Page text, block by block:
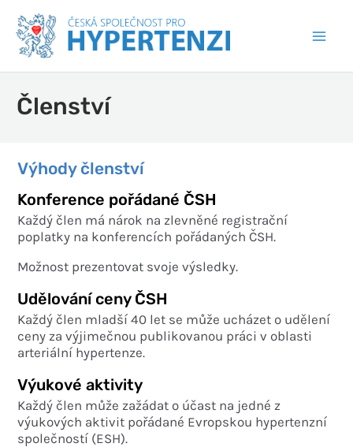
Členství
Výhody členství
Konference pořádané ČSH
Každý člen má nárok na zlevněné registrační
poplatky na konferencích pořádaných ČSH.
Možnost prezentovat svoje výsledky.
Udělování ceny ČSH
Každý člen mladší 40 let se může ucházet o udělení
ceny za výjimečnou publikovanou práci v oblasti
arteriální hypertenze.
Výukové aktivity
Každý člen může zažádat o účast na jedné z
výukových aktivit pořádané Evropskou hypertenzní
společností (ESH).